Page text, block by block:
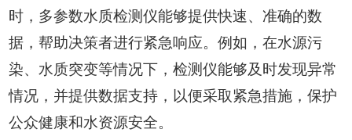
时，多参数水质检测仪能够提供快速、准确的数
据，帮助决策者进行紧急响应。例如，在水源污
染、水质突变等情况下，检测仪能够及时发现异常
情况，并提供数据支持，以便采取紧急措施，保护
公众健康和水资源安全。